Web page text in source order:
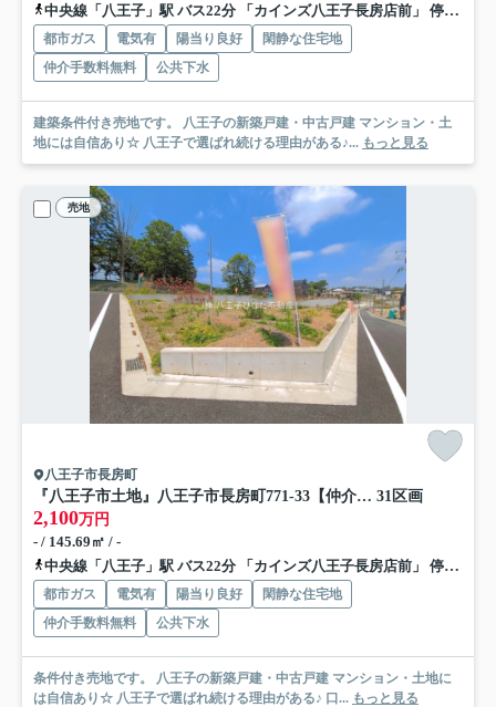
中央線「八王子」駅 バス22分 「カインズ八王子長房店前」 停歩8分
都市ガス 電気有 陽当り良好
閑静な住宅地
仲介手数料無料
公共下水
建築条件付き売地です。 八王子の新築戸建・中古戸建 マンション・土
地には自信あり☆ 八王子で選ばれ続ける理由がある♪... もっと見る
売地
八王子市長房町
『八王子市土地』八王子市長房町771-33【仲介手数料無料】 31区画
2,100万円
- / 145.69㎡ / -
中央線「八王子」駅 バス22分 「カインズ八王子長房店前」 停歩8分
都市ガス 電気有 陽当り良好
閑静な住宅地
仲介手数料無料
公共下水
条件付き売地です。 八王子の新築戸建・中古戸建 マンション・土地に
は自信あり☆ 八王子で選ばれ続ける理由がある♪ 口... もっと見る